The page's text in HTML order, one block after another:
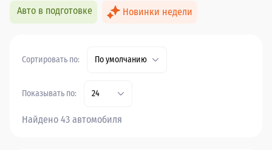
Авто в подготовке Новинки недели
Сортировать по: По умолчанию
Показывать по: 24
Найдено 43 автомобиля